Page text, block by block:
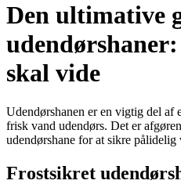
Den ultimative
skal vide
Udendørshanen er en vigtig del af
frisk vand udendørs. Det er
udendørshane for at sikre
Frostsikret